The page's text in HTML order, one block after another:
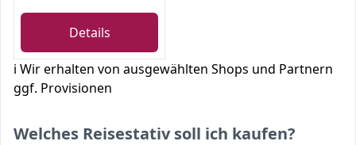
Details
ℹ️ Wir erhalten von ausgewählten Shops und Partnern
ggf. Provisionen
Welches Reisestativ soll ich kaufen?